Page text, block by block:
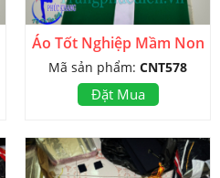
Áo Tốt Nghiệp Mầm Non
Mã sản phẩm: CNT578
Đặt Mua